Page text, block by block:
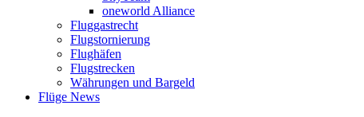
oneworld Alliance
Fluggastrecht
Flugstornierung
Flughäfen
Flugstrecken
Währungen und Bargeld
Flüge News